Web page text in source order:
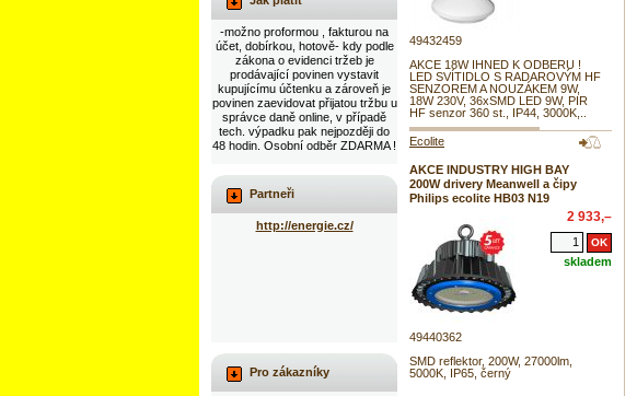
49432459
AKCE 18W IHNED K ODBERU !
LED SVÍTIDLO S RADAROVÝM HF
SENZOREM A NOUZÁKEM 9W,
18W 230V, 36xSMD LED 9W, PIR
HF senzor 360 st., IP44, 3000K,..
Ecolite
AKCE INDUSTRY HIGH BAY
200W drivery Meanwell a čipy
Philips ecolite HB03 N19
2 933,–
skladem
49440362
SMD reflektor, 200W, 27000lm,
5000K, IP65, černý
-možno proformou , fakturou na
účet, dobírkou, hotově- kdy podle
zákona o evidenci tržeb je
prodávající povinen vystavit
kupujícímu účtenku a zároveň je
povinen zaevidovat přijatou tržbu u
správce daně online, v případě
tech. výpadku pak nejpozději do
48 hodin. Osobní odběr ZDARMA !
Partneři
http://energie.cz/
Pro zákazníky